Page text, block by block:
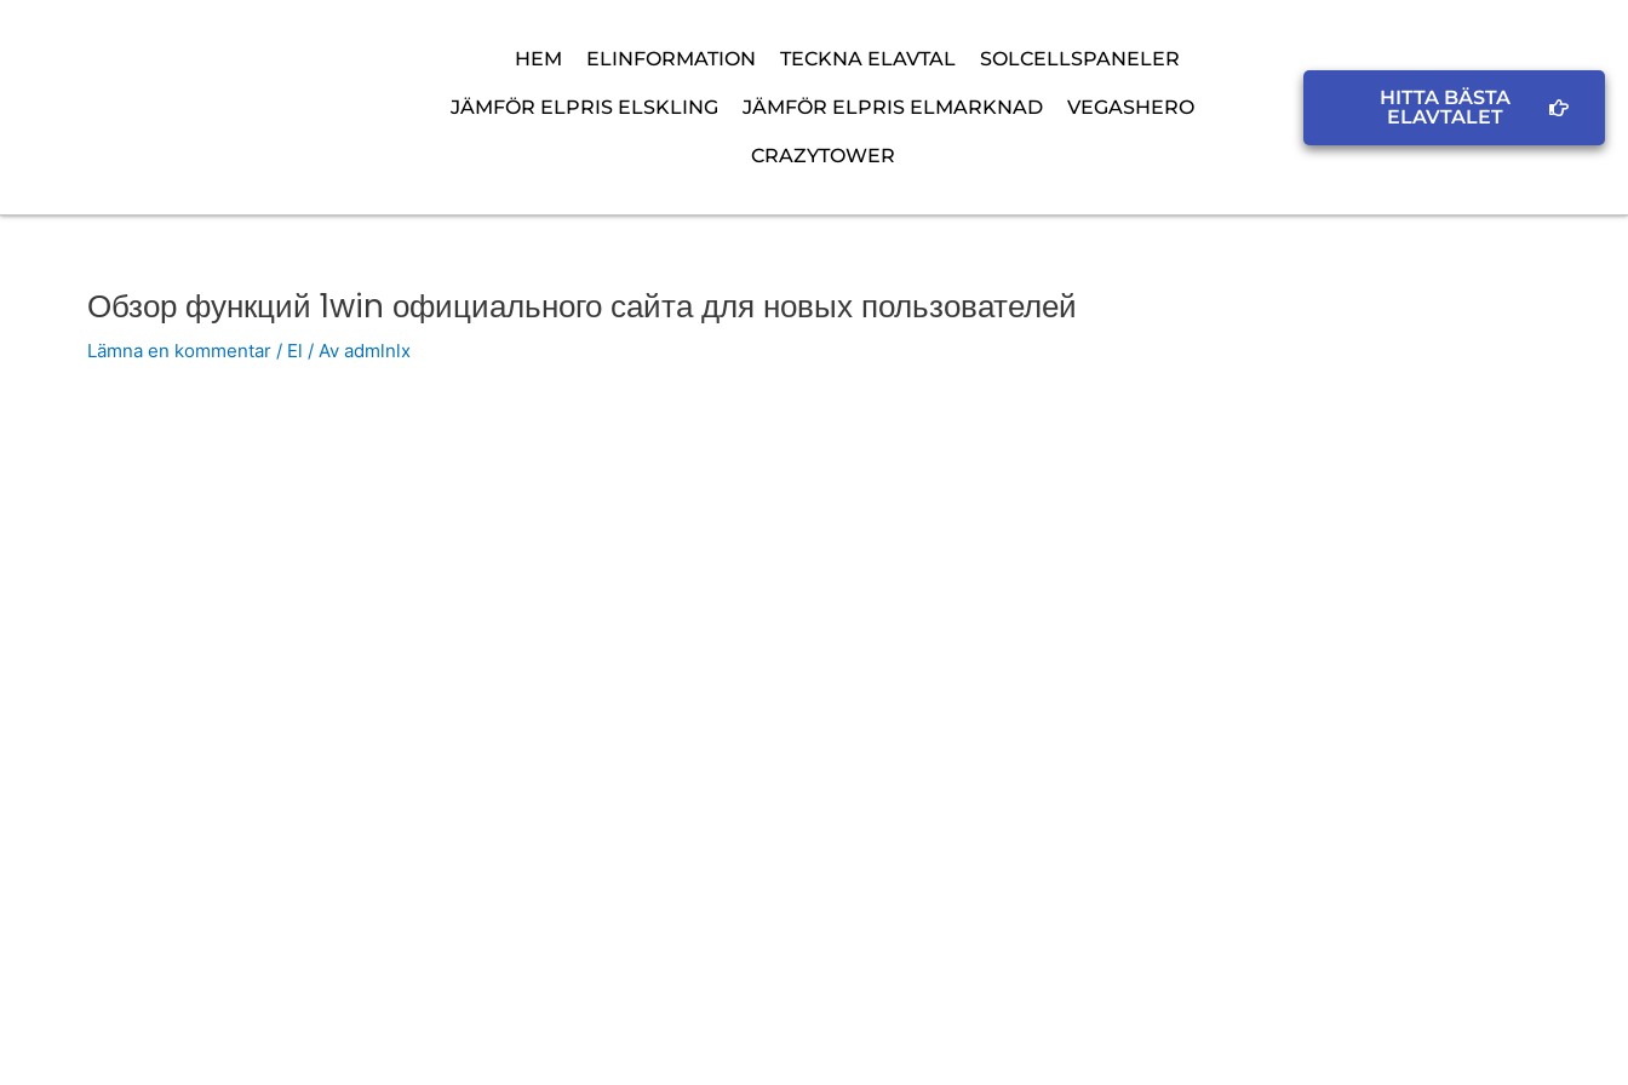
HEM ELINFORMATION TECKNA ELAVTAL SOLCELLSPANELER
JÄMFÖR ELPRIS ELSKLING JÄMFÖR ELPRIS ELMARKNAD VEGASHERO
CRAZYTOWER
HITTA BÄSTA
ELAVTALET
Обзор функций 1win официального сайта для новых пользователей
Lämna en kommentar / El / Av admlnlx